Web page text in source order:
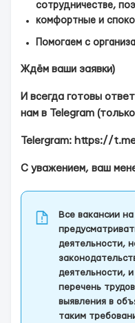
сотрудничестве,
комфортные и
Помогаем с
Ждём ваши заявки)
И всегда готовы
нам в Telegram
Telergram: https://
С уважением, ваш
Все вакансии
деятельности,
деятельности,
перечень
выявления в
таким